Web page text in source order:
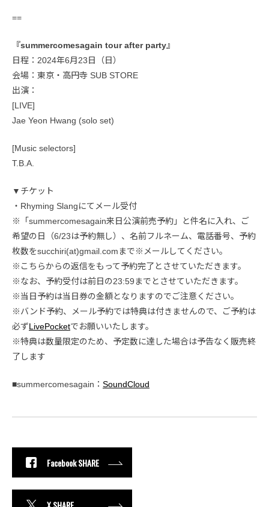
==
『summercomesagain tour after party』
日程：2024年6月23日（日）
会場：東京・高円寺 SUB STORE
出演：
[LIVE]
Jae Yeon Hwang (solo set)
[Music selectors]
T.B.A.
▼チケット
・Rhyming Slangにてメール受付
※「summercomesagain来日公演前売予約」と件名に入れ、ご
希望の日（6/23は予約無し）、名前フルネーム、電話番号、予約
枚数をsucchiri(at)gmail.comまで※メールしてください。
※こちらからの返信をもって予約完了とさせていただきます。
※なお、予約受付は前日の23:59までとさせていただきます。
※当日予約は当日券の金額となりますのでご注意ください。
※バンド予約、メール予約では特典は付きませんので、ご予約は
必ずLivePocketでお願いいたします。
※特典は数量限定のため、予定数に達した場合は予告なく販売終
了します
■summercomesagain： SoundCloud
Facebook SHARE